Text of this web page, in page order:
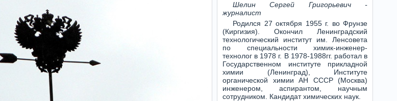
Шелин Сергей Григорьевич -
журналист
Родился 27 октября 1955 г. во Фрунзе
(Киргизия). Окончил Ленинградский
технологический институт им. Ленсовета
по специальности химик-инженер-
технолог в 1978 г. В 1978-1988гг. работал в
Государственном институте прикладной
химии (Ленинград), Институте
органической химии АН СССР (Москва)
инженером, аспирантом, научным
сотрудником. Кандидат химических наук.